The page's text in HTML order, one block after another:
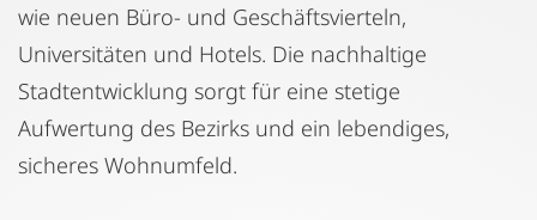
wie neuen Büro- und Geschäftsvierteln,
Universitäten und Hotels. Die nachhaltige
Stadtentwicklung sorgt für eine stetige
Aufwertung des Bezirks und ein lebendiges,
sicheres Wohnumfeld.